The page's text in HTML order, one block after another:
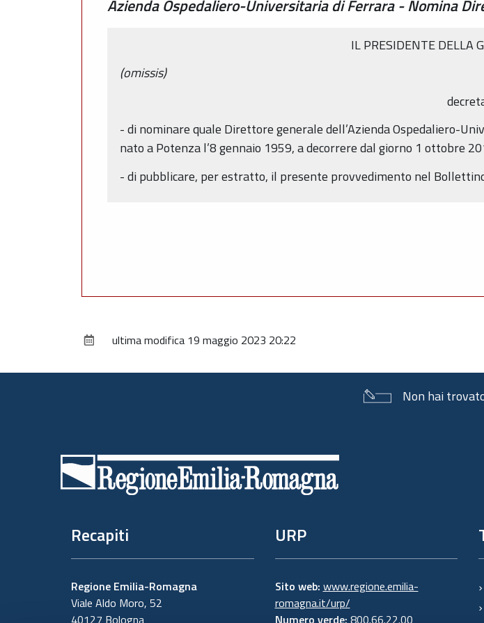
Azienda Ospedaliero-Universitaria di Ferrara - Nomina
IL PRESIDENTE DELLA
(omissis)
- di nominare quale Direttore generale dell’Azienda Ospedaliero-
nato a Potenza l’8 gennaio 1959, a decorrere dal giorno 1 ottobre
- di pubblicare, per estratto, il presente provvedimento nel
ultima modifica 19 maggio 2023 20:22
Non hai
Recapiti
Regione Emilia-Romagna
Viale Aldo Moro, 52
40127 Bologna
URP
Sito web: www.regione.emilia-
romagna.it/urp/
Numero verde: 800.66.22.00